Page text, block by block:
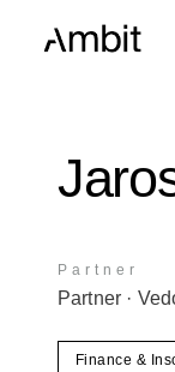
Partner
Partner ·
Finance &